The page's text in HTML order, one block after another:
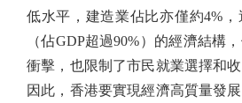
低水平，建造業佔比亦僅約4%
（佔GDP超過90%）的經濟結構
衝擊，也限制了市民就業選擇和
因此，香港要實現經濟高質量發